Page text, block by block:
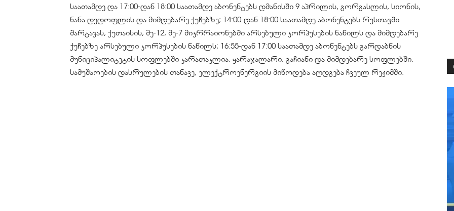
საათამდე და 17:00-დან 18:00 საათამდე აბონენტებს დმანისში 9 აპრილის, გორგასლის, სიონის,
ნანა დედოფლის და მიმდებარე ქუჩებზე; 14:00-დან 18:00 საათამდე აბონენტებს რუსთავში
შარტავას, ქუთაისის, მე-12, მე-7 მიკრრაიონებში არსებული კორპუსების ნაწილს და მიმდებარე
ქუჩებზე არსებული კორპუსების ნაწილს; 16:55-დან 17:00 საათამდე აბონენტებს გარდაბნის
მუნიციპალიტეტის სოფლებში კარათაკლია, ყარაჯალარი, გაჩიანი და მიმდებარე სოფლებში.
სამუშაოების დასრულების თანავე, ელექტროენერგიის მიწოდება აღდგება ჩვეულ რეჟიმში.